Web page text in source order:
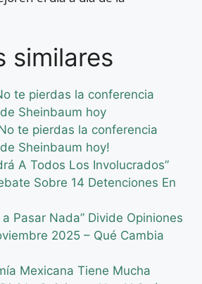
similares
te pierdas la conferencia
Sheinbaum hoy
te pierdas la conferencia
Sheinbaum hoy!
A Todos Los Involucrados”
Sobre 14 Detenciones En
a Pasar Nada” Divide Opiniones
2025 – Qué Cambia
Mexicana Tiene Mucha